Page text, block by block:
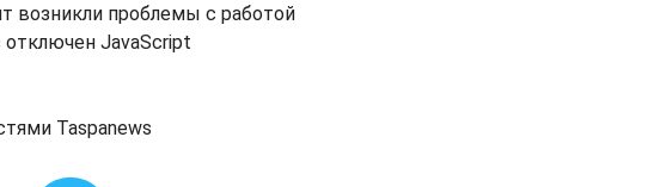
возникли проблемы с работой
JavaScript
Taspanews